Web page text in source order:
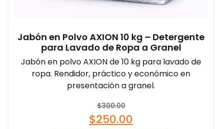
Jabón en Polvo AXION 10 kg – Detergente
para Lavado de Ropa a Granel
Jabón en polvo AXION de 10 kg para lavado de
ropa. Rendidor, práctico y económico en
presentación a granel.
$300.00
$250.00